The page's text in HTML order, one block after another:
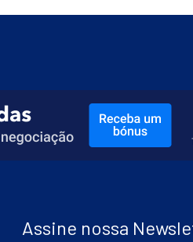
Assine nossa